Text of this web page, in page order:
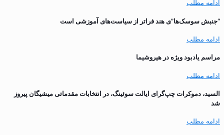
ادامه مطلب
“جنبش سوسک‌ها”ی هند فراتر از سیاست‌های آموزشی است
ادامه مطلب
مراسم یادبود ویژه در هیروشیما
ادامه مطلب
السید، دموکرات چپ‌گرای ایالت سوئینگ، در انتخابات مقدماتی میشیگان پیروز
شد
ادامه مطلب